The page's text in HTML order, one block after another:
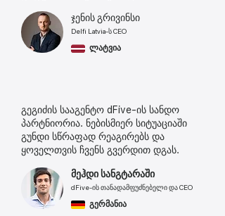
ჯენის გრივინსი
Delfi Latvia-ს CEO
ლატვია
გეგიძის სააგენტო dFive-ის სანდო
პარტნიორია. ნებისმიერ სიტუაციაში
გუნდი სწრაფად რეაგირებს და
ყოველთვის ჩვენს გვერდით დგას.
მეჰდი სანგტარაში
dFive-ის თანადამფუძნებელი და CEO
გერმანია